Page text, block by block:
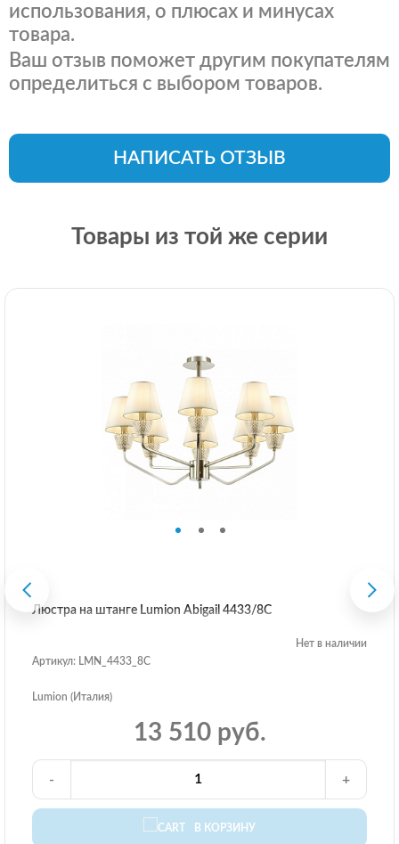
использования, о плюсах и минусах
товара.
Ваш отзыв поможет другим покупателям
определиться с выбором товаров.
НАПИСАТЬ ОТЗЫВ
Товары из той же серии
Люстра на штанге Lumion Abigail 4433/8C
Нет в наличии
Артикул: LMN_4433_8C
Lumion (Италия)
13 510 руб.
В КОРЗИНУ
- +